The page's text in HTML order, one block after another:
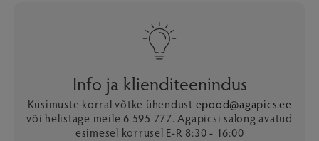
Info ja klienditeenindus
Küsimuste korral võtke ühendust epood@agapics.ee
või helistage meile 6 595 777. Agapicsi salong avatud
esimesel korrusel E-R 8:30 - 16:00